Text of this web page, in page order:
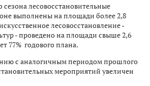
сезона лесовосстановительные
выполнены на площади более 2,8
лесовосстановление -
- проведено на площади свыше 2,6
77% годового плана.
с аналогичным периодом прошлого
мероприятий увеличен